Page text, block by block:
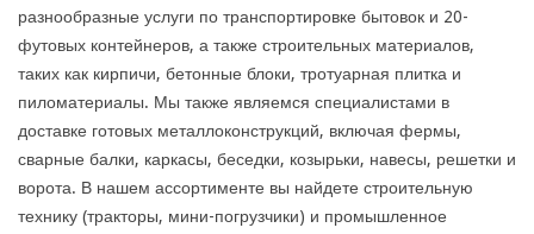
разнообразные услуги по транспортировке бытовок и 20-
футовых контейнеров, а также строительных материалов,
таких как кирпичи, бетонные блоки, тротуарная плитка и
пиломатериалы. Мы также являемся специалистами в
доставке готовых металлоконструкций, включая фермы,
сварные балки, каркасы, беседки, козырьки, навесы, решетки и
ворота. В нашем ассортименте вы найдете строительную
технику (тракторы, мини-погрузчики) и промышленное